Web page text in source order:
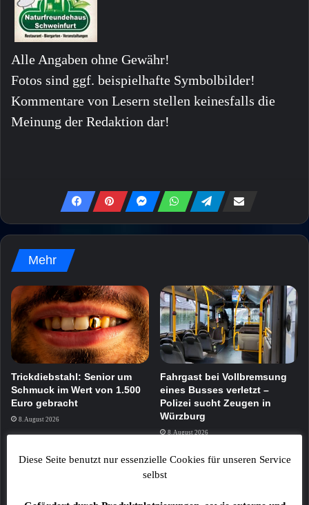
Alle Angaben ohne Gewähr!
Fotos sind ggf. beispielhafte Symbolbilder!
Kommentare von Lesern stellen keinesfalls die
Meinung der Redaktion dar!
Mehr
Trickdiebstahl: Senior um
Schmuck im Wert von 1.500
Euro gebracht
8. August 2026
Fahrgast bei Vollbremsung
eines Busses verletzt –
Polizei sucht Zeugen in
Würzburg
8. August 2026
Diese Seite benutzt nur essenzielle Cookies für unseren Service
selbst